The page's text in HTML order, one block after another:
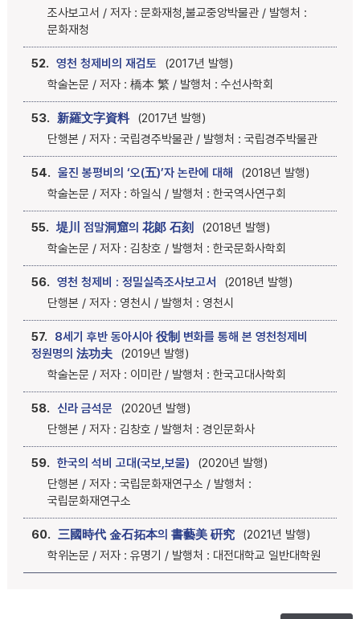
조사보고서 / 저자 : 문화재청,불교중앙박물관 / 발행처 :
문화재청
52. 영천 청제비의 재검토
(2017년 발행)
학술논문 / 저자 : 橋本 繁 / 발행처 : 수선사학회
53. 新羅文字資料
(2017년 발행)
단행본 / 저자 : 국립경주박물관 / 발행처 : 국립경주박물관
54. 울진 봉평비의 ‘오(五)’자 논란에 대해
(2018년 발행)
학술논문 / 저자 : 하일식 / 발행처 : 한국역사연구회
55. 堤川 점말洞窟의 花郞 石刻
(2018년 발행)
학술논문 / 저자 : 김창호 / 발행처 : 한국문화사학회
56. 영천 청제비 : 정밀실측조사보고서
(2018년 발행)
단행본 / 저자 : 영천시 / 발행처 : 영천시
57.
8세기 후반 동아시아 役制 변화를 통해 본 영천청제비
정원명의 法功夫
(2019년 발행)
학술논문 / 저자 : 이미란 / 발행처 : 한국고대사학회
58. 신라 금석문
(2020년 발행)
단행본 / 저자 : 김창호 / 발행처 : 경인문화사
59. 한국의 석비 고대(국보,보물)
(2020년 발행)
단행본 / 저자 : 국립문화재연구소 / 발행처 :
국립문화재연구소
60. 三國時代 金石拓本의 書藝美 硏究
(2021년 발행)
학위논문 / 저자 : 유명기 / 발행처 : 대전대학교 일반대학원